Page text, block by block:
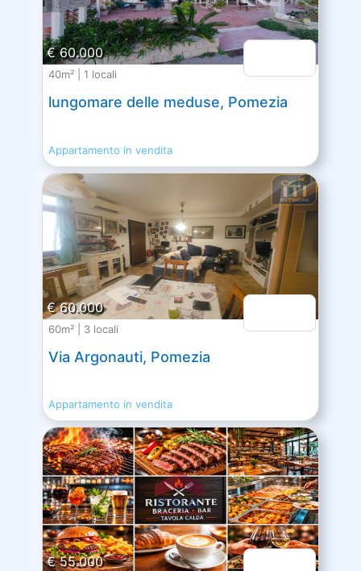
€ 60.000
40m² | 1 locali
lungomare delle meduse, Pomezia
Appartamento in vendita
€ 60.000
60m² | 3 locali
Via Argonauti, Pomezia
Appartamento in vendita
€ 55.000